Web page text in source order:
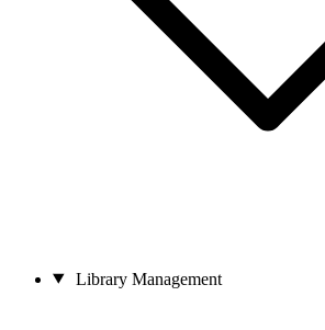
Library Management